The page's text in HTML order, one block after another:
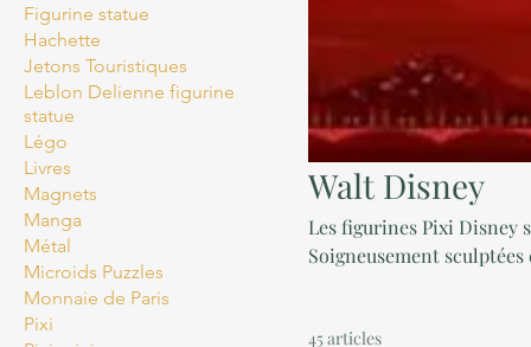
Figurine statue
Hachette
Jetons Touristiques
Leblon Delienne figurine
statue
Légo
Livres
Magnets
Manga
Métal
Microids Puzzles
Monnaie de Paris
Pixi
Walt Disney
Les figurines Pixi Disney
Soigneusement
particulièrement soignés,
45 articles